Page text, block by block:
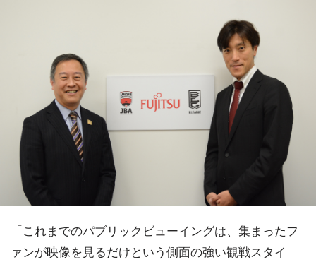
「これまでのパブリックビューイングは、集まったフ
ァンが映像を見るだけという側面の強い観戦スタイ